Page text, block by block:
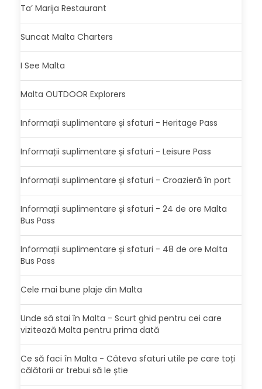
Ta’ Marija Restaurant
Suncat Malta Charters
I See Malta
Malta OUTDOOR Explorers
Informații suplimentare și sfaturi - Heritage Pass
Informații suplimentare și sfaturi - Leisure Pass
Informații suplimentare și sfaturi - Croazieră în port
Informații suplimentare și sfaturi - 24 de ore Malta
Bus Pass
Informații suplimentare și sfaturi - 48 de ore Malta
Bus Pass
Cele mai bune plaje din Malta
Unde să stai în Malta - Scurt ghid pentru cei care
vizitează Malta pentru prima dată
Ce să faci în Malta - Câteva sfaturi utile pe care toți
călătorii ar trebui să le știe